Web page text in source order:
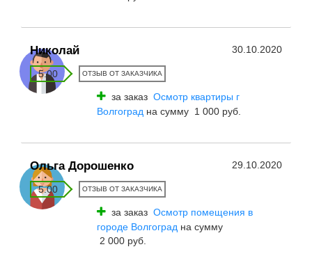
Никoлай 30.10.2020
5.00 ОТЗЫВ ОТ ЗАКАЗЧИКА
за заказ Осмотр квартиры г
Волгоград на сумму 1 000 руб.
Ольга Дорошенко 29.10.2020
5.00 ОТЗЫВ ОТ ЗАКАЗЧИКА
за заказ Осмотр помещения в
городе Волгоград на сумму
2 000 руб.